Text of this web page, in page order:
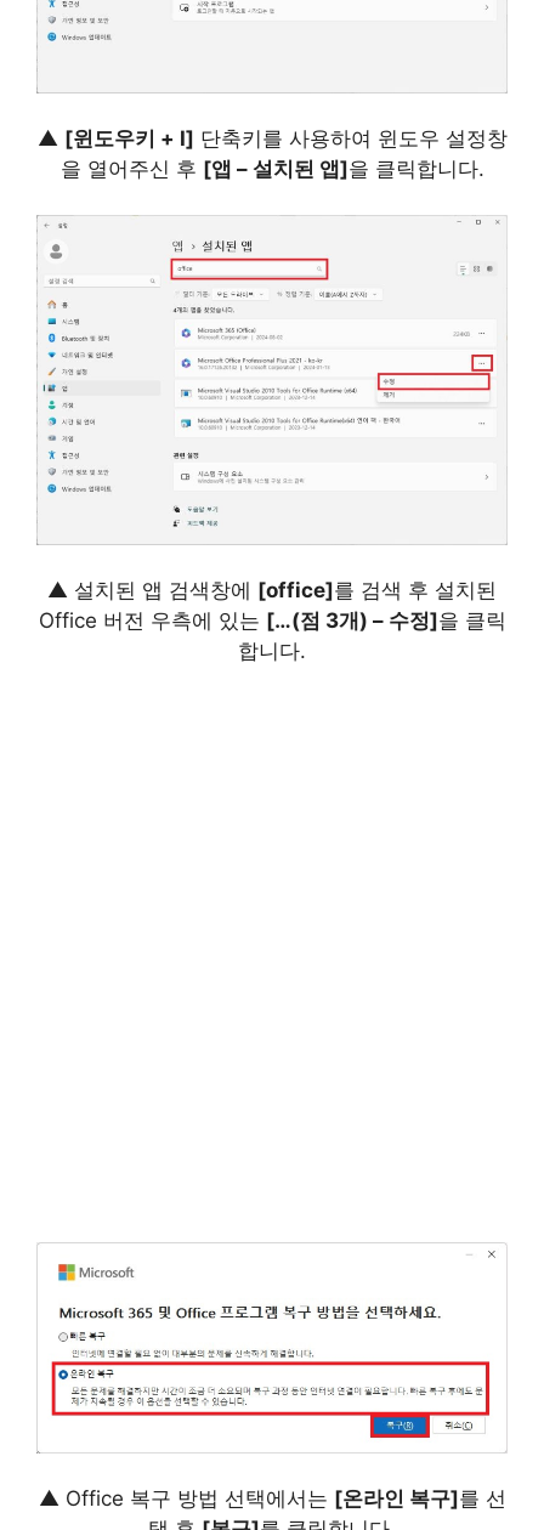
▲ [윈도우키 + I] 단축키를 사용하여 윈도우 설정창
을 열어주신 후 [앱 – 설치된 앱]을 클릭합니다.
▲ 설치된 앱 검색창에 [office]를 검색 후 설치된
Office 버전 우측에 있는 […(점 3개) – 수정]을 클릭
합니다.
▲ Office 복구 방법 선택에서는 [온라인 복구]를 선